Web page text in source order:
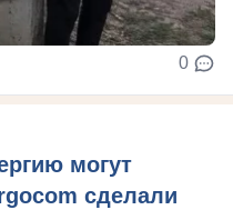
0
могут
сделали